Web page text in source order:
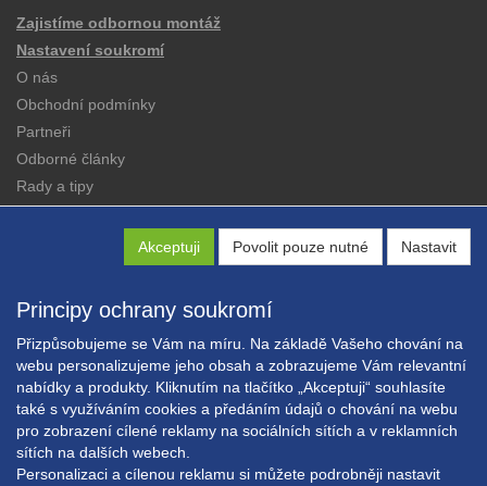
Akceptuji Povolit pouze nutné Nastavit
Principy ochrany soukromí
Přizpůsobujeme se Vám na míru. Na základě Vašeho chování na
webu personalizujeme jeho obsah a zobrazujeme Vám relevantní
nabídky a produkty. Kliknutím na tlačítko „Akceptuji“ souhlasíte
také s využíváním cookies a předáním údajů o chování na webu
pro zobrazení cílené reklamy na sociálních sítích a v reklamních
sítích na dalších webech.
Personalizaci a cílenou reklamu si můžete podrobněji nastavit
Zajistíme odbornou montáž
Nastavení soukromí
O nás
Obchodní podmínky
Partneři
Odborné články
Rady a tipy
Copyright © EXPRESS ALARM Czech s.r.o.
Powered byABRA E-shop